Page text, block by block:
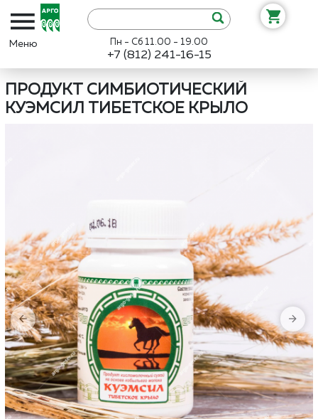
Пн - Сб 11.00 - 19.00
+7 (812) 241-16-15
ПРОДУКТ СИМБИОТИЧЕСКИЙ
КУЭМСИЛ ТИБЕТСКОЕ КРЫЛО